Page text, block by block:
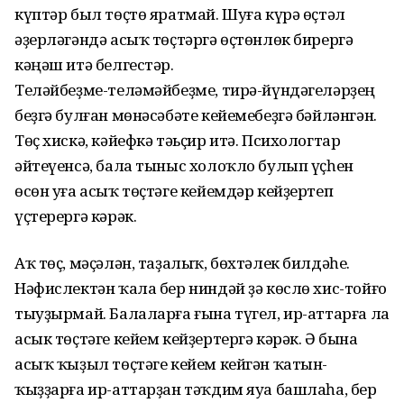
күптәр был төҫтө яратмай. Шуға күрә өҫтәл
әҙерләгәндә асыҡ төҫтәргә өҫтөнлөк бирергә
кәңәш итә белгестәр.
Теләйбеҙме-теләмәйбеҙме, тирә-йүндәгеләрҙең
беҙгә булған мөнәсәбәте кейемебеҙгә бәйләнгән.
Төҫ хискә, кәйефкә тәьҫир итә. Психологтар
әйтеүенсә, бала тыныс холоҡло булып үҫһен
өсөн уға асыҡ төҫтәге кейемдәр кейҙертеп
үҫтерергә кәрәк.
Аҡ төҫ, мәҫәлән, таҙалыҡ, бөхтәлек билдәһе.
Нәфислектән ҡала бер ниндәй ҙә көслө хис-тойғо
тыуҙырмай. Балаларға ғына түгел, ир-аттарға ла
асык төҫтәге кейем кейҙертергә кәрәк. Ә бына
асыҡ ҡыҙыл төҫтәге кейем кейгән ҡатын-
ҡыҙҙарға ир-аттарҙан тәҡдим яуа башлаһа, бер